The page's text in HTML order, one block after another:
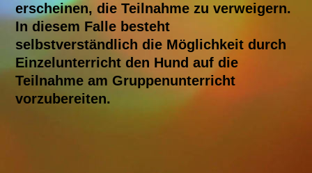
erscheinen, die Teilnahme zu verweigern.
In diesem Falle besteht
selbstverständlich die Möglichkeit durch
Einzelunterricht den Hund auf die
Teilnahme am Gruppenunterricht
vorzubereiten.